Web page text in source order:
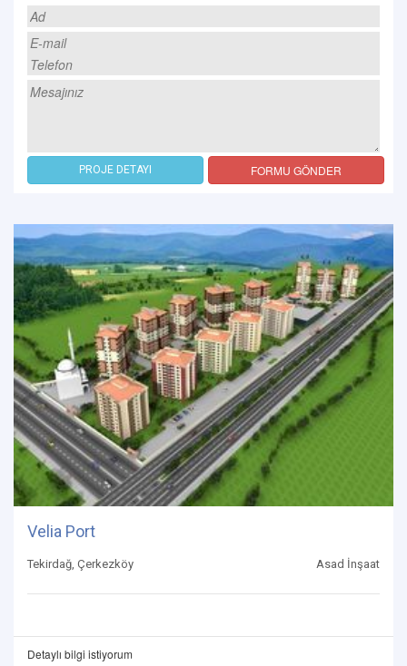
PROJE DETAYI FORMU GÖNDER
Velia Port
Tekirdağ, Çerkezköy Asad İnşaat
Detaylı bilgi istiyorum